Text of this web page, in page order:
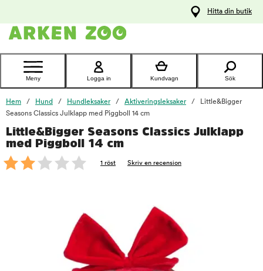
Kontakta
Hitta din butik
Meny Logga in Kundvagn Sök
Hem Hund Hundleksaker Aktiveringsleksaker
Little&Bigger
Seasons Classics Julklapp med Piggboll 14 cm
Little&Bigger Seasons Classics Julklapp
med Piggboll 14 cm
1 röst Skriv en recension
foo